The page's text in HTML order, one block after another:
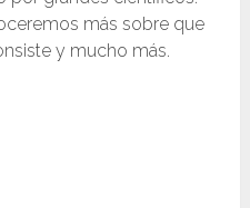
más sobre que
y mucho más.